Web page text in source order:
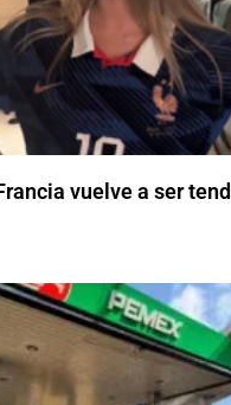
vuelve a ser